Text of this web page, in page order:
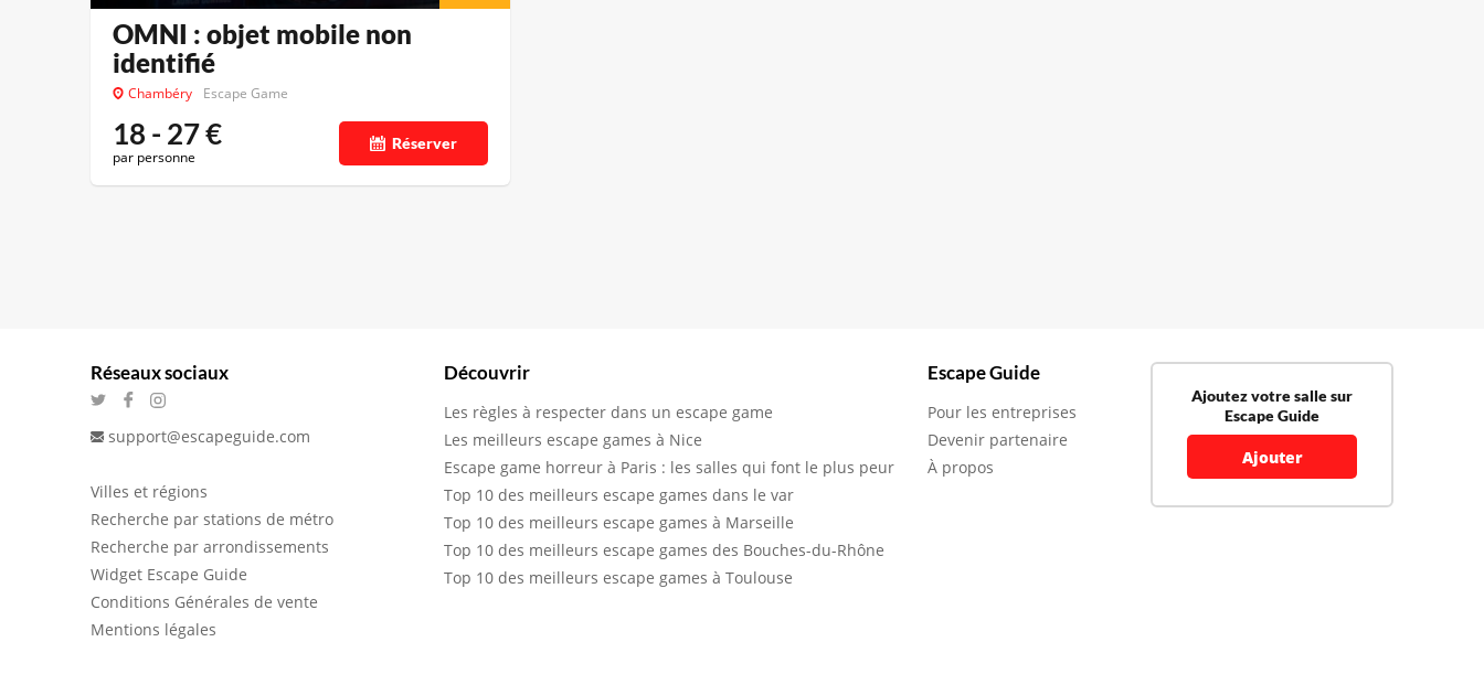
OMNI : objet mobile non
identifié
Chambéry Escape Game
18 - 27€
par personne
Réserver
Réseaux sociaux
support@escapeguide.com
Villes et régions
Recherche par stations de métro
Recherche par arrondissements
Widget Escape Guide
Conditions Générales de vente
Mentions légales
Découvrir
Les règles à respecter dans un escape game
Les meilleurs escape games à Nice
Escape game horreur à Paris : les salles qui font le plus peur
Top 10 des meilleurs escape games dans le var
Top 10 des meilleurs escape games à Marseille
Top 10 des meilleurs escape games des Bouches-du-Rhône
Top 10 des meilleurs escape games à Toulouse
Escape Guide
Pour les entreprises
Devenir partenaire
À propos
Ajoutez votre salle sur
Escape Guide
Ajouter